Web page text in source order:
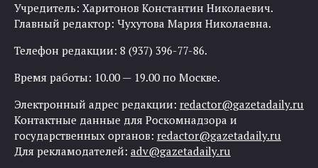
Учредитель: Харитонов Константин Николаевич.
Главный редактор: Чухутова Мария Николаевна.
Телефон редакции: 8 (937) 396-77-86.
Время работы: 10.00 — 19.00 по Москве.
Электронный адрес редакции: redactor@gazetadaily.ru
Контактные данные для Роскомнадзора и
государственных органов: redactor@gazetadaily.ru
Для рекламодателей: adv@gazetadaily.ru